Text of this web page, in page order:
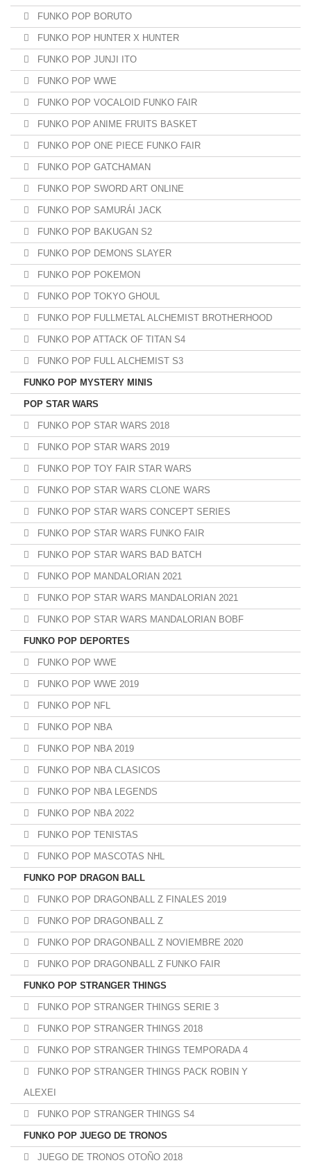
FUNKO POP BORUTO
FUNKO POP HUNTER X HUNTER
FUNKO POP JUNJI ITO
FUNKO POP WWE
FUNKO POP VOCALOID FUNKO FAIR
FUNKO POP ANIME FRUITS BASKET
FUNKO POP ONE PIECE FUNKO FAIR
FUNKO POP GATCHAMAN
FUNKO POP SWORD ART ONLINE
FUNKO POP SAMURÁI JACK
FUNKO POP BAKUGAN S2
FUNKO POP DEMONS SLAYER
FUNKO POP POKEMON
FUNKO POP TOKYO GHOUL
FUNKO POP FULLMETAL ALCHEMIST BROTHERHOOD
FUNKO POP ATTACK OF TITAN S4
FUNKO POP FULL ALCHEMIST S3
FUNKO POP MYSTERY MINIS
POP STAR WARS
FUNKO POP STAR WARS 2018
FUNKO POP STAR WARS 2019
FUNKO POP TOY FAIR STAR WARS
FUNKO POP STAR WARS CLONE WARS
FUNKO POP STAR WARS CONCEPT SERIES
FUNKO POP STAR WARS FUNKO FAIR
FUNKO POP STAR WARS BAD BATCH
FUNKO POP MANDALORIAN 2021
FUNKO POP STAR WARS MANDALORIAN 2021
FUNKO POP STAR WARS MANDALORIAN BOBF
FUNKO POP DEPORTES
FUNKO POP WWE
FUNKO POP WWE 2019
FUNKO POP NFL
FUNKO POP NBA
FUNKO POP NBA 2019
FUNKO POP NBA CLASICOS
FUNKO POP NBA LEGENDS
FUNKO POP NBA 2022
FUNKO POP TENISTAS
FUNKO POP MASCOTAS NHL
FUNKO POP DRAGON BALL
FUNKO POP DRAGONBALL Z FINALES 2019
FUNKO POP DRAGONBALL Z
FUNKO POP DRAGONBALL Z NOVIEMBRE 2020
FUNKO POP DRAGONBALL Z FUNKO FAIR
FUNKO POP STRANGER THINGS
FUNKO POP STRANGER THINGS SERIE 3
FUNKO POP STRANGER THINGS 2018
FUNKO POP STRANGER THINGS TEMPORADA 4
FUNKO POP STRANGER THINGS PACK ROBIN Y
ALEXEI
FUNKO POP STRANGER THINGS S4
FUNKO POP JUEGO DE TRONOS
JUEGO DE TRONOS OTOÑO 2018